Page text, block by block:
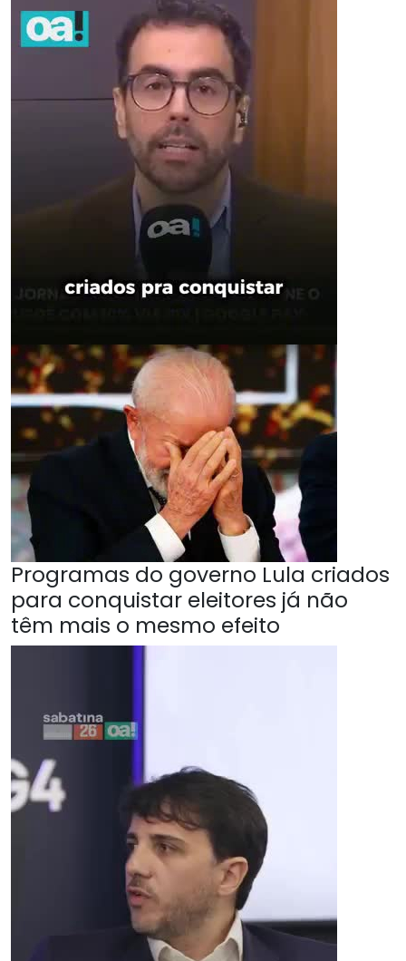
Programas do governo Lula criados
para conquistar eleitores já não
têm mais o mesmo efeito